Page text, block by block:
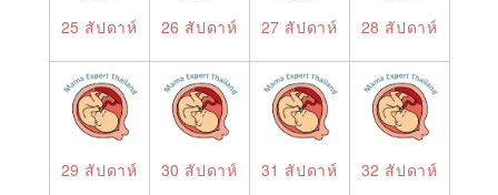
25 สัปดาห์ 26 สัปดาห์ 27 สัปดาห์ 28 สัปดาห์
29 สัปดาห์ 30 สัปดาห์ 31 สัปดาห์ 32 สัปดาห์